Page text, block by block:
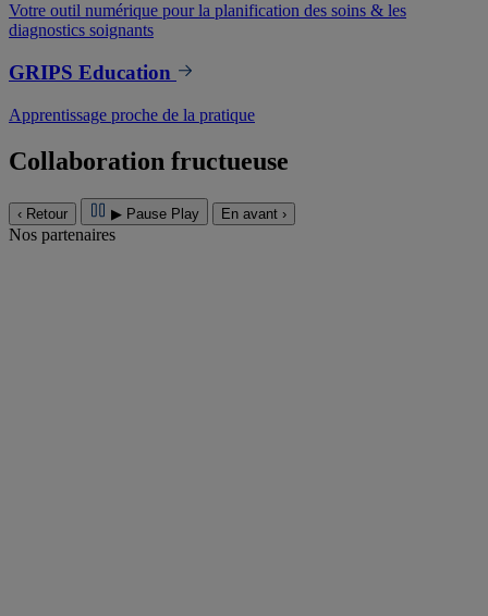
Votre outil numérique pour la planification des soins & les
diagnostics soignants
GRIPS Education
Apprentissage proche de la pratique
Collaboration fructueuse
‹ Retour ▶ Pause Play En avant ›
Nos partenaires